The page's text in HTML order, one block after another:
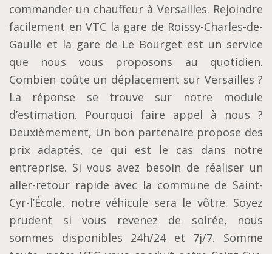
commander un chauffeur à Versailles. Rejoindre
facilement en VTC la gare de Roissy-Charles-de-
Gaulle et la gare de Le Bourget est un service
que nous vous proposons au quotidien.
Combien coûte un déplacement sur Versailles ?
La réponse se trouve sur notre module
d’estimation. Pourquoi faire appel à nous ?
Deuxièmement, Un bon partenaire propose des
prix adaptés, ce qui est le cas dans notre
entreprise. Si vous avez besoin de réaliser un
aller-retour rapide avec la commune de Saint-
Cyr-l’École, notre véhicule sera le vôtre. Soyez
prudent si vous revenez de soirée, nous
sommes disponibles 24h/24 et 7j/7. Somme